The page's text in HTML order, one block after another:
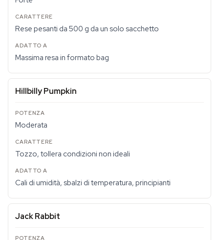
Rese pesanti da 500 g da un solo sacchetto
Massima resa in formato bag
Hillbilly Pumpkin
Moderata
Tozzo, tollera condizioni non ideali
Cali di umidità, sbalzi di temperatura, principianti
Jack Rabbit